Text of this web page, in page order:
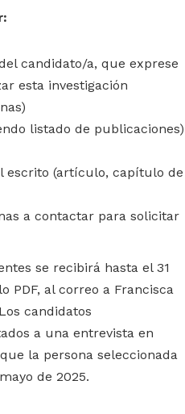
candidato/a, que exprese
esta investigación
listado de publicaciones)
escrito (artículo, capítulo de
a contactar para solicitar
se recibirá hasta el 31
PDF, al correo a Francisca
candidatos
a una entrevista en
la persona seleccionada
de 2025.